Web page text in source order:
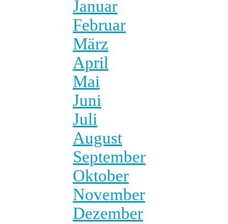
Januar
Februar
März
April
Mai
Juni
Juli
August
September
Oktober
November
Dezember